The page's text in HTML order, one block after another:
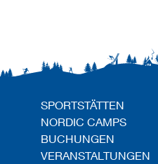
SPORTSTÄTTEN
NORDIC CAMPS
BUCHUNGEN
VERANSTALTUNGEN